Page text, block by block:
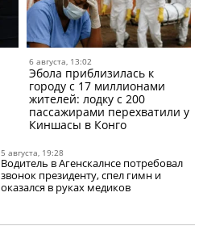
6 августа, 13:02
Эбола приблизилась к
городу с 17 миллионами
жителей: лодку с 200
пассажирами перехватили у
Киншасы в Конго
5 августа, 19:28
Водитель в Агенскалнсе потребовал
звонок президенту, спел гимн и
оказался в руках медиков